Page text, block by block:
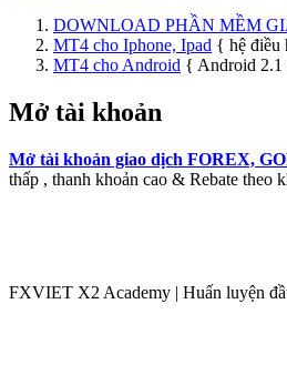
DOWNLOAD PHẦN MỀM
MT4 cho Iphone, Ipad { hệ điều
MT4 cho Android { Android 2.1
Mở tài khoản
Mở tài khoản giao dịch FOREX,
thấp , thanh khoản cao & Rebate theo
FXVIET X2 Academy | Huấn luyện